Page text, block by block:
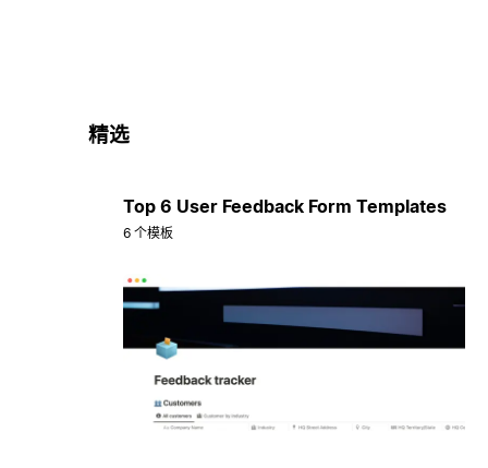
精选
Top 6 User Feedback Form Templates
6 个模板